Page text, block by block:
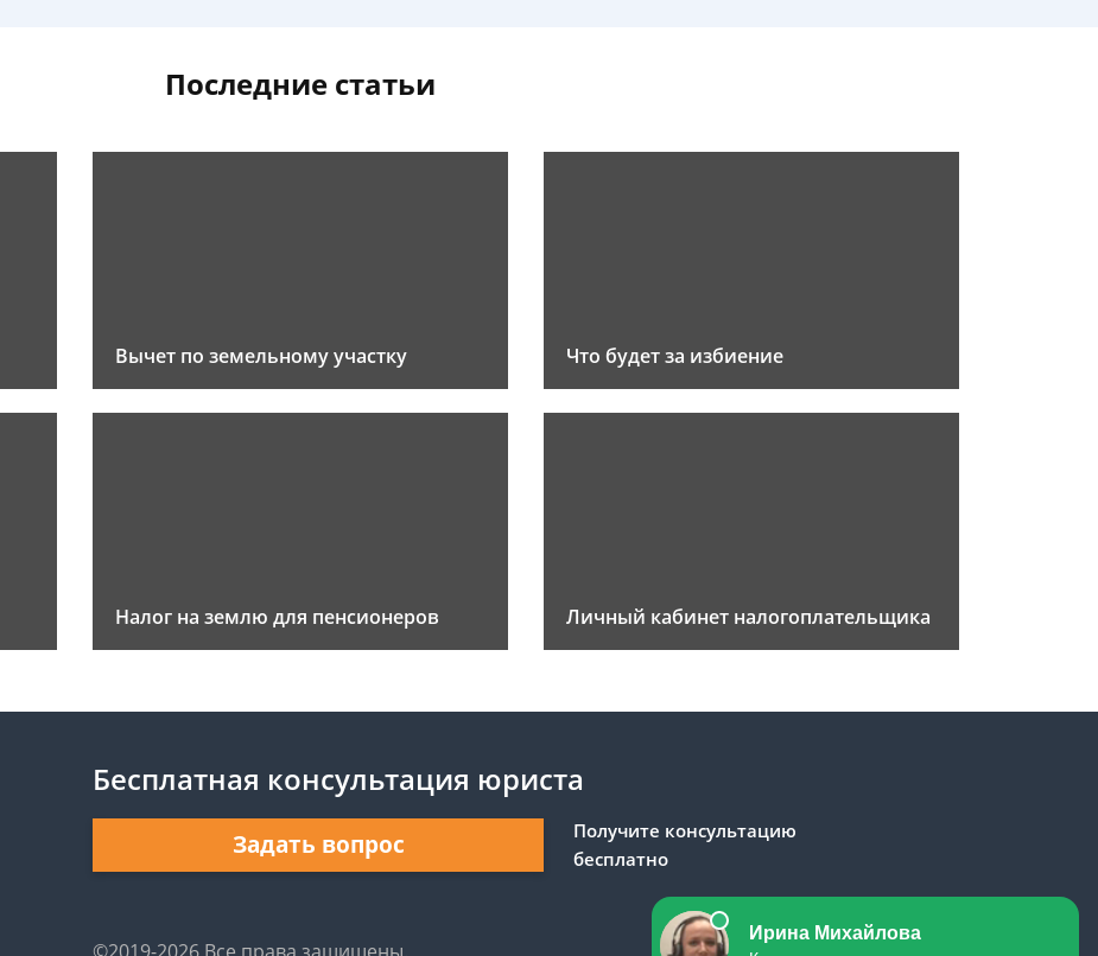
Последние статьи
Вычет по земельному участку Что будет за избиение
Налог на землю для пенсионеров Личный кабинет налогоплательщика
Бесплатная консультация юриста
Задать вопрос
Получите консультацию
бесплатно